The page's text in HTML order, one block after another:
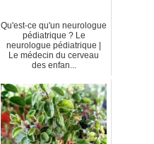
Qu'est-ce qu'un neurologue
pédiatrique ? Le
neurologue pédiatrique |
Le médecin du cerveau
des enfan...